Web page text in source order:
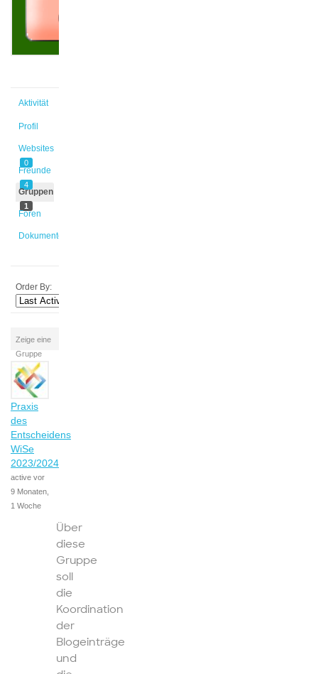
Aktivität
Profil
Websites
0
Freunde
4
Gruppen
1
Foren
Dokumente
Order By:
Zeige eine
Gruppe
Praxis
des
Entscheidens
WiSe
2023/2024
active vor
9 Monaten,
1 Woche
Über
diese
Gruppe
soll
die
Koordination
der
Blogeinträge
und